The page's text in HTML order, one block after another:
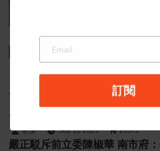
嚴正駁斥前立委陳
府：勿以監督之名
實余溪 Sep 12 2025 15572
嚴正駁斥前立委陳椒華 南市府